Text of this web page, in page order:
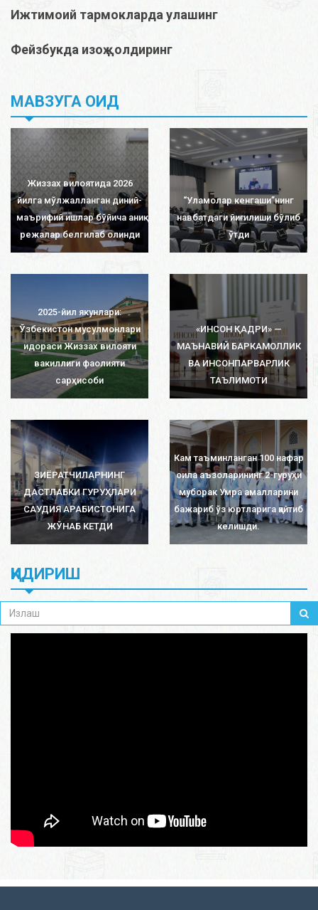
Ижтимоий тармокларда улашинг
Фейзбукда изоҳ қолдиринг
МАВЗУГА ОИД
Жиззах вилоятида 2026
йилга мўлжалланган диний-
маърифий ишлар бўйича аниқ
режалар белгилаб олинди
“Уламолар кенгаши”нинг
навбатдаги йиғилиши бўлиб
ўтди
2025-йил якунлари:
Ўзбекистон мусулмонлари
идораси Жиззах вилояти
вакиллиги фаолияти
сарҳисоби
«ИНСОН ҚАДРИ» —
МАЪНАВИЙ БАРКАМОЛЛИК
ВА ИНСОНПАРВАРЛИК
ТАЪЛИМОТИ
ЗИЁРАТЧИЛАРНИНГ
ДАСТЛАБКИ ГУРУҲЛАРИ
САУДИЯ АРАБИСТОНИГА
ЖЎНАБ КЕТДИ
Кам таъминланган 100 нафар
оила аъзоларининг 2-гуруҳи
муборак Умра амалларини
бажариб ўз юртларига қайтиб
келишди.
ҚИДИРИШ